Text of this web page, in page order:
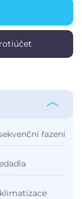
řazení